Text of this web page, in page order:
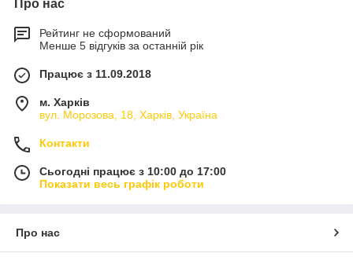
Про нас
Рейтинг не сформований
Менше 5 відгуків за останній рік
Працює з 11.09.2018
м. Харків
вул. Морозова, 18, Харків, Україна
Контакти
Сьогодні працює з 10:00 до 17:00
Показати весь графік роботи
Про нас